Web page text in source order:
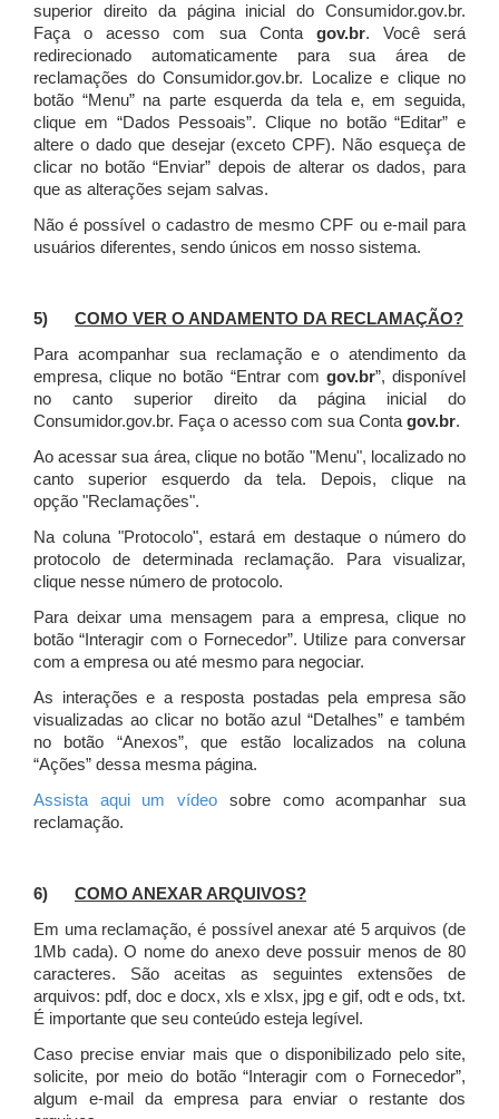
superior direito da página inicial do Consumidor.gov.br.
Faça o acesso com sua Conta gov.br. Você será
redirecionado automaticamente para sua área de
reclamações do Consumidor.gov.br.
Localize e clique no
botão “Menu” na parte esquerda da tela e, em seguida,
clique em “Dados Pessoais”. Clique no botão “Editar” e
altere o dado que desejar (exceto CPF). Não esqueça de
clicar no botão “Enviar” depois de alterar os dados, para
que as alterações sejam salvas.
Não é possível o cadastro de mesmo CPF ou e-mail para
usuários diferentes, sendo únicos em nosso sistema.
5) COMO VER O ANDAMENTO DA RECLAMAÇÃO?
Para acompanhar sua reclamação e o atendimento da
empresa, clique no botão “Entrar com gov.br”, disponível
no canto superior direito da página inicial do
Consumidor.gov.br. Faça o acesso com sua Contagov.br.
Ao acessar sua área, clique no botão "Menu", localizado no
canto superior esquerdo da tela. Depois, clique na
opção "Reclamações".
Na coluna "Protocolo", estará em destaque o número do
protocolo de determinada reclamação. Para visualizar,
clique nesse número de protocolo.
Para deixar uma mensagem para a empresa, clique no
botão “Interagir com o Fornecedor”. Utilize para conversar
com a empresa ou até mesmo para negociar.
As interações e a resposta postadas pela empresa são
visualizadas ao clicar no botão azul “Detalhes” e também
no botão “Anexos”, que estão localizados na coluna
“Ações” dessa mesma página.
Assista aqui um vídeo sobre como acompanhar sua
reclamação.
6) COMO ANEXAR ARQUIVOS?
Em uma reclamação, é possível anexar até 5 arquivos (de
1Mb cada). O nome do anexo deve possuir menos de 80
caracteres. São aceitas as seguintes extensões de
arquivos: pdf, doc e docx, xls e xlsx, jpg e gif, odt e ods, txt.
É importante que seu conteúdo esteja legível.
Caso precise enviar mais que o disponibilizado pelo site,
solicite, por meio do botão “Interagir com o Fornecedor”,
algum e-mail da empresa para enviar o restante dos